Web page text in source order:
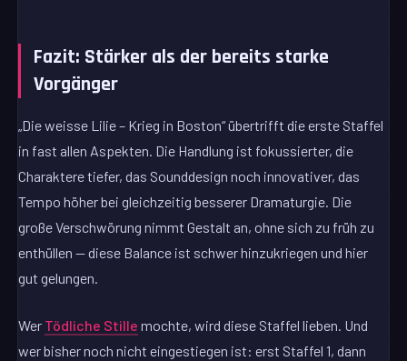
Fazit: Stärker als der bereits starke
Vorgänger
„Die weisse Lilie – Krieg in Boston“ übertrifft die erste Staffel
in fast allen Aspekten. Die Handlung ist fokussierter, die
Charaktere tiefer, das Sounddesign noch innovativer, das
Tempo höher bei gleichzeitig besserer Dramaturgie. Die
große Verschwörung nimmt Gestalt an, ohne sich zu früh zu
enthüllen — diese Balance ist schwer hinzukriegen und hier
gut gelungen.
Wer Tödliche Stille mochte, wird diese Staffel lieben. Und
wer bisher noch nicht eingestiegen ist: erst Staffel 1, dann